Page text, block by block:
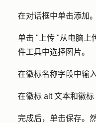
在对话框中单击添加。
单击 " 上传 "从电脑上
件工具中选择图片。
在徽标名称字段中输
在徽标 alt 文本和徽标
完成后，单击保存。